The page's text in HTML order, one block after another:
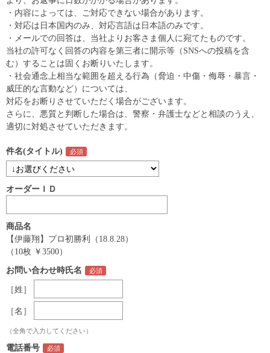
・内容によっては、ご対応できない場合があります。
・対応は日本国内のみ、対応言語は日本語のみです。
・メールでの回答は、当社よりお客さま個人に宛てたものです。
当社の許可なく回答の内容を第三者に開示等（SNSへの投稿を含
む）することは固くお断りいたします。
・社会通念上相当な範囲を超える行為（脅迫・中傷・侮辱・暴言・
威圧的な言動など）については、
対応をお断りさせていただく場合がございます。
さらに、悪質と判断した場合は、警察・弁護士などと相談のうえ、
適切に対処させていただきます。
件名(タイトル)
オーダーＩＤ
商品名
【伊藤翔】プロ初勝利（18.8.28）
（10枚 ￥3500）
お問い合わせ時氏名
［姓］
［名］
（全角で入力してください）
電話番号